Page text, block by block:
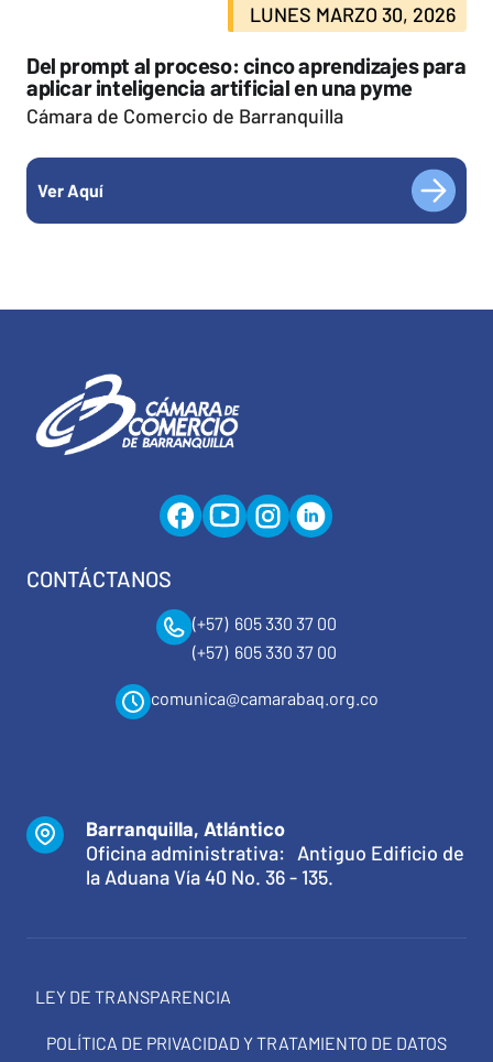
LUNES MARZO 30, 2026
Del prompt al proceso: cinco aprendizajes para
aplicar inteligencia artificial en una pyme
Cámara de Comercio de Barranquilla
Ver Aquí
CONTÁCTANOS
(+57) 605 330 37 00
(+57) 605 330 37 00
comunica@camarabaq.org.co
Barranquilla, Atlántico
Oficina administrativa: Antiguo Edificio de
la Aduana Vía 40 No. 36 - 135.
LEY DE TRANSPARENCIA
POLÍTICA DE PRIVACIDAD Y TRATAMIENTO DE DATOS